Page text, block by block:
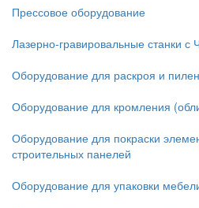
Прессовое оборудование
Лазерно-гравировальные станки с
Оборудование для раскроя и
Оборудование для кромления
Оборудование для покраски
строительных панелей
Оборудование для упаковки